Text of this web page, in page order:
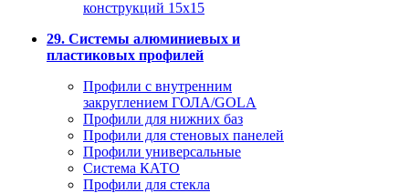
конструкций 15х15
29. Системы алюминиевых и
пластиковых профилей
Профили с внутренним
закруглением ГОЛА/GOLA
Профили для нижних баз
Профили для стеновых панелей
Профили универсальные
Система КАТО
Профили для стекла